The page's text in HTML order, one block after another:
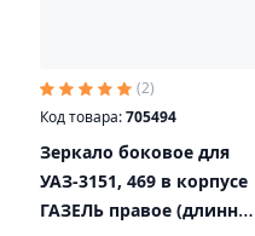
(2)
Код товара:705494
Зеркало боковое для
УАЗ-3151, 469 в корпусе
ГАЗЕЛЬ правое (длинный